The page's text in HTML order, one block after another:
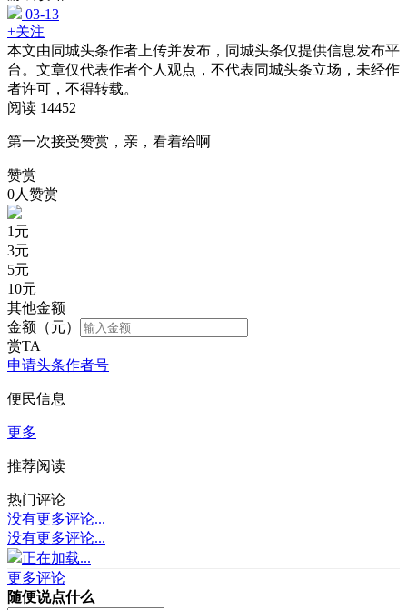
03-13
+关注
本文由同城头条作者上传并发布，同城头条仅提供信息发布平
台。文章仅代表作者个人观点，不代表同城头条立场，未经作
者许可，不得转载。
阅读 14452
第一次接受赞赏，亲，看着给啊
赞赏
0人赞赏
1 元
3元
5元
10元
其他金额
金额（元）
赏TA
申请头条作者号
便民信息
更多
推荐阅读
热门评论
没有更多评论...
没有更多评论...
正在加载...
更多评论
随便说点什么